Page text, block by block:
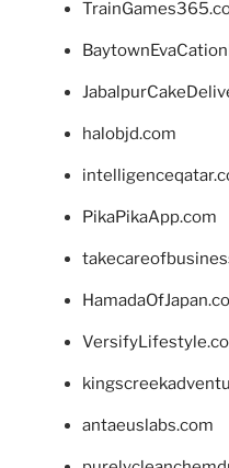
halobjd.com
PikaPikaApp.com
antaeuslabs.com